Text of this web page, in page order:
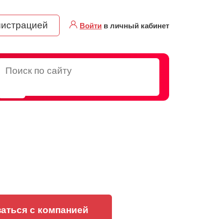
Войти в личный кабинет
с компанией